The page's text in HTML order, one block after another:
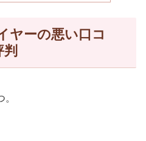
ヤーの悪い口コ